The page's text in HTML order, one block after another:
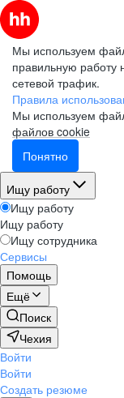
Мы используем
правильную работу
сетевой трафик.
Правила
Мы используем
файлов cookie
Понятно
Ищу работу
Ищу работу
Ищу работу
Ищу сотрудника
Сервисы
Помощь
Ещё
Поиск
Чехия
Войти
Войти
Создать резюме